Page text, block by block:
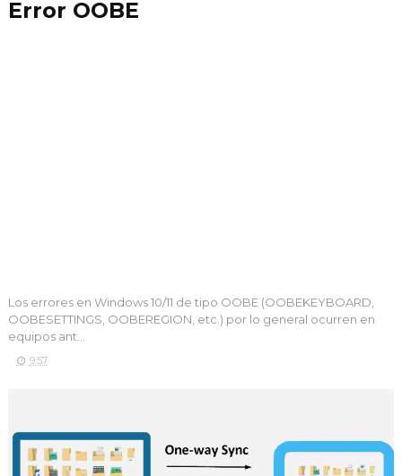
Error OOBE
Los errores en Windows 10/11 de tipo OOBE (OOBEKEYBOARD,
OOBESETTINGS, OOBEREGION, etc.) por lo general ocurren en
equipos ant...
9:57